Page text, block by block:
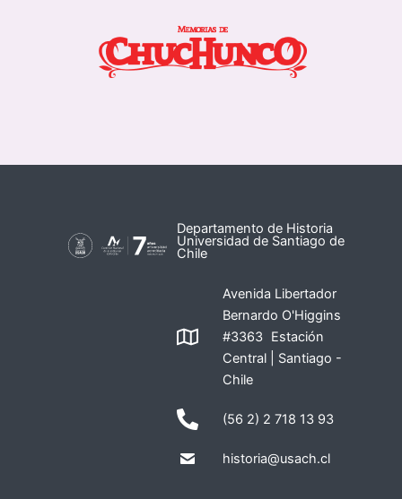
Departamento de Historia
Universidad de Santiago de
Chile
Avenida Libertador
Bernardo O'Higgins
#3363 Estación
Central | Santiago -
Chile
(56 2) 2 718 13 93
historia@usach.cl